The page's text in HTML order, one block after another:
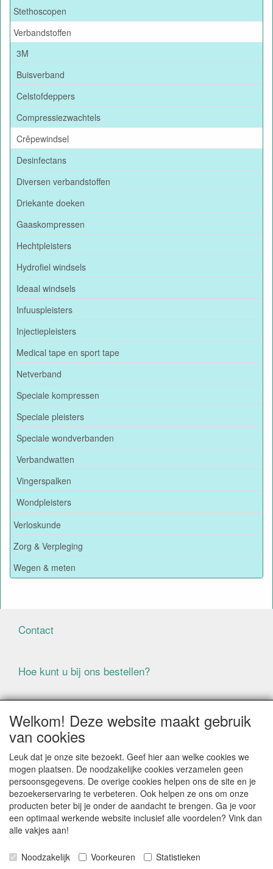
Stethoscopen
Verbandstoffen
3M
Buisverband
Celstofdeppers
Compressiezwachtels
Crêpewindsel
Desinfectans
Diversen verbandstoffen
Driekante doeken
Gaaskompressen
Hechtpleisters
Hydrofiel windsels
Ideaal windsels
Infuuspleisters
Injectiepleisters
Medical tape en sport tape
Netverband
Speciale kompressen
Speciale pleisters
Speciale wondverbanden
Verbandwatten
Vingerspalken
Wondpleisters
Verloskunde
Zorg & Verpleging
Wegen & meten
Contact
Hoe kunt u bij ons bestellen?
Voorwaarden
BIJ BESTELLINGEN ONDER DE € 125,00 EXCLUSIEF BTW
BRENGEN WIJ IN NEDERLAND € 5,87 VERZENDKOSTEN
IN REKENING (BELGIË € 9,09). VERZENDKOSTEN
WORDEN VERWIJDERD BIJ BESTELLING BOVEN DE €
125,00 EXCL. BTW
Producten die speciaal besteld moeten worden kunnen
Als gevolg van de continue fluctuerende prijzen van de
Welkom! Deze website maakt gebruik
van cookies
Leuk dat je onze site bezoekt. Geef hier aan welke cookies we
mogen plaatsen. De noodzakelijke cookies verzamelen geen
persoonsgegevens. De overige cookies helpen ons de site en je
bezoekerservaring te verbeteren. Ook helpen ze ons om onze
producten beter bij je onder de aandacht te brengen. Ga je voor
een optimaal werkende website inclusief alle voordelen? Vink dan
alle vakjes aan!
Noodzakelijk Voorkeuren Statistieken